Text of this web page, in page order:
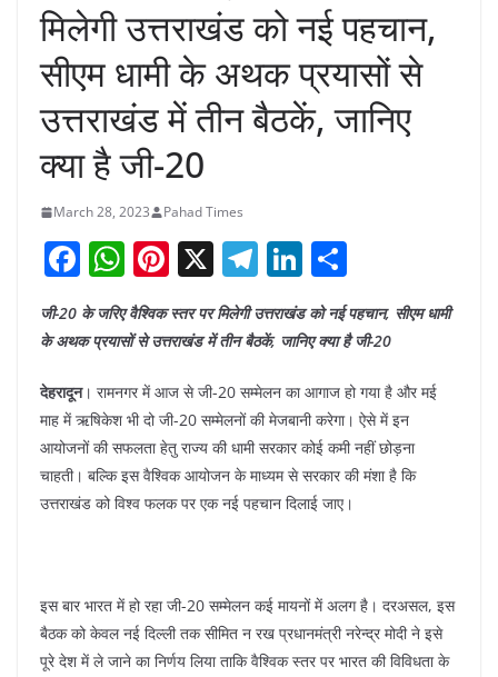
मिलेगी उत्तराखंड को नई पहचान,
सीएम धामी के अथक प्रयासों से
उत्तराखंड में तीन बैठकें, जानिए
क्या है जी-20
March 28, 2023 Pahad Times
F
a
c
e
b
o
o
k
W
h
at
A
p
p
Pi
er
st
X T
e
a
m
Li
n
k
e
dI
n
h
ar
जी-20 के जरिए वैश्विक स्तर पर मिलेगी उत्तराखंड को नई पहचान, सीएम धामी
के अथक प्रयासों से उत्तराखंड में तीन बैठकें, जानिए क्या है जी-20
देहरादून। रामनगर में आज से जी-20 सम्मेलन का आगाज हो गया है और मई
माह में ऋषिकेश भी दो जी-20 सम्मेलनों की मेजबानी करेगा। ऐसे में इन
आयोजनों की सफलता हेतु राज्य की धामी सरकार कोई कमी नहीं छोड़ना
चाहती। बल्कि इस वैश्विक आयोजन के माध्यम से सरकार की मंशा है कि
उत्तराखंड को विश्व फलक पर एक नई पहचान दिलाई जाए।
इस बार भारत में हो रहा जी-20 सम्मेलन कई मायनों में अलग है। दरअसल, इस
बैठक को केवल नई दिल्ली तक सीमित न रख प्रधानमंत्री नरेन्द्र मोदी ने इसे
पूरे देश में ले जाने का निर्णय लिया ताकि वैश्विक स्तर पर भारत की विविधता के